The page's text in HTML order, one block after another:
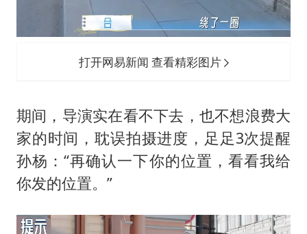
打开网易新闻 查看精彩图片
期间，导演实在看不下去，也不想浪费大
家的时间，耽误拍摄进度，足足3次提醒
孙杨：“再确认一下你的位置，看看我给
你发的位置。”